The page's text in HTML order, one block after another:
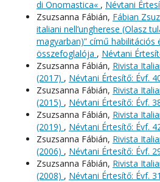
di Onomastica« , Névtani
Zsuzsanna Fábián, Fábian
italiani nell’ungherese (Olasz
magyarban)” című habilitációs
összefoglalója , Névtani
Zsuzsanna Fábián, Rivista
(2017) , Névtani Értesítő: Évf.
Zsuzsanna Fábián, Rivista
(2015) , Névtani Értesítő: Évf.
Zsuzsanna Fábián, Rivista
(2019) , Névtani Értesítő: Évf.
Zsuzsanna Fábián, Rivista
(2006) , Névtani Értesítő: Évf.
Zsuzsanna Fábián, Rivista
(2008) , Névtani Értesítő: Évf.